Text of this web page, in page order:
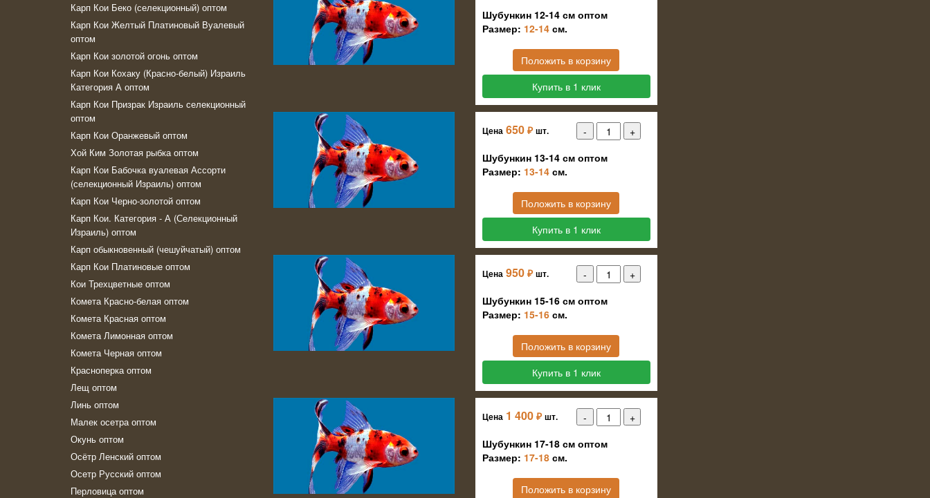
Карп Кои Беко (селекционный) оптом
Карп Кои Желтый Платиновый Вуалевый
оптом
Карп Кои золотой огонь оптом
Карп Кои Кохаку (Красно-белый) Израиль
Категория А оптом
Карп Кои Призрак Израиль селекционный
оптом
Карп Кои Оранжевый оптом
Хой Ким Золотая рыбка оптом
Карп Кои Бабочка вуалевая Ассорти
(селекционный Израиль) оптом
Карп Кои Черно-золотой оптом
Карп Кои. Категория - А (Селекционный
Израиль) оптом
Карп обыкновенный (чешуйчатый) оптом
Карп Кои Платиновые оптом
Кои Трехцветные оптом
Комeта Красно-белая оптом
Комета Красная оптом
Комета Лимонная оптом
Комета Черная оптом
Красноперка оптом
Лещ оптом
Линь оптом
Малек осетра оптом
Окунь оптом
Осётр Ленский оптом
Осетр Русский оптом
Перловица оптом
Шубункин 12-14 см оптом
Размер: 12-14 см.
Положить в корзину
Купить в 1 клик
Цена 650 ₽ шт.
Шубункин 13-14 см оптом
Размер: 13-14 см.
Положить в корзину
Купить в 1 клик
Цена 950 ₽ шт.
Шубункин 15-16 см оптом
Размер: 15-16 см.
Положить в корзину
Купить в 1 клик
Цена 1 400 ₽ шт.
Шубункин 17-18 см оптом
Размер: 17-18 см.
Положить в корзину